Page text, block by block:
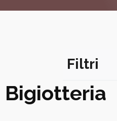
Filtri
Categorie
Bigiotteria